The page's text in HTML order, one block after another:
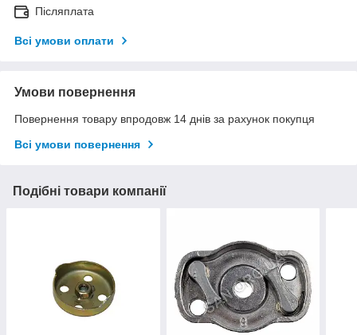
Післяплата
Всі умови оплати
Умови повернення
Повернення товару впродовж 14 днів за рахунок покупця
Всі умови повернення
Подібні товари компанії